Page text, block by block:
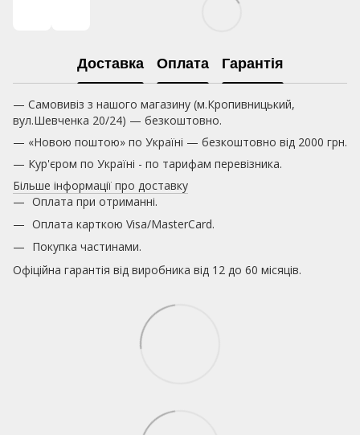
Доставка Оплата Гарантія
— Самовивіз з нашого магазину (м.Кропивницький,
вул.Шевченка 20/24) — безкоштовно.
— «Новою поштою» по Україні — безкоштовно від 2000 грн.
— Кур'єром по Україні - по тарифам перевізника.
Більше інформації про доставку
Оплата при отриманні.
Оплата карткою Visa/MasterCard.
Покупка частинами.
Офіційна гарантія від виробника від 12 до 60 місяців.